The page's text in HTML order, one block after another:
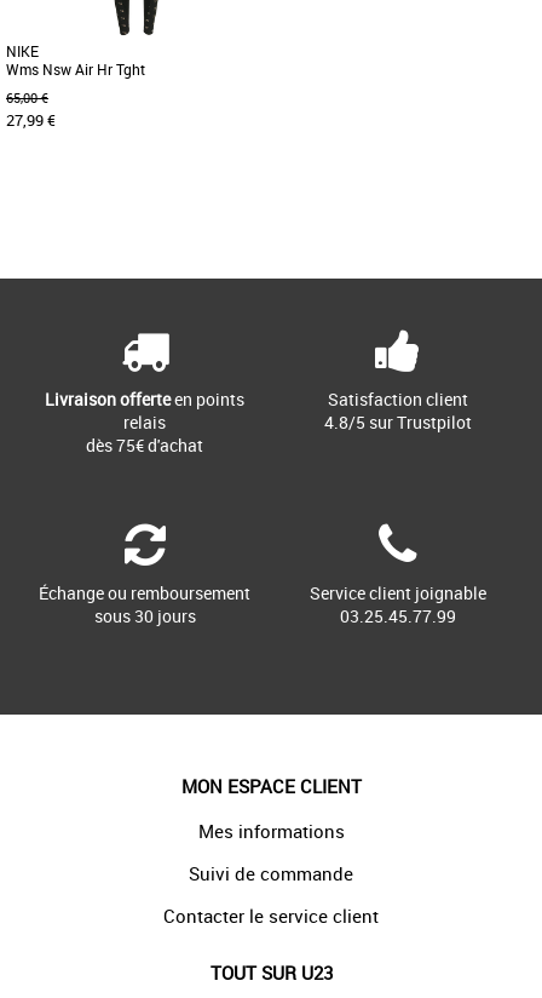
NIKE
Wms Nsw Air Hr Tght
65,00 €
27,99 €
Livraison offerteen points
relais
dès 75€ d'achat
Satisfaction client
4.8/5 sur Trustpilot
Échange ou remboursement
sous 30 jours
Service client joignable
03.25.45.77.99
MON ESPACE CLIENT
Mes informations
Suivi de commande
Contacter le service client
TOUT SUR U23